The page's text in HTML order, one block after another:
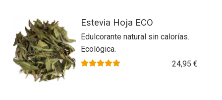
Estevia Hoja ECO
Edulcorante natural sin calorías.
Ecológica.
24,95€